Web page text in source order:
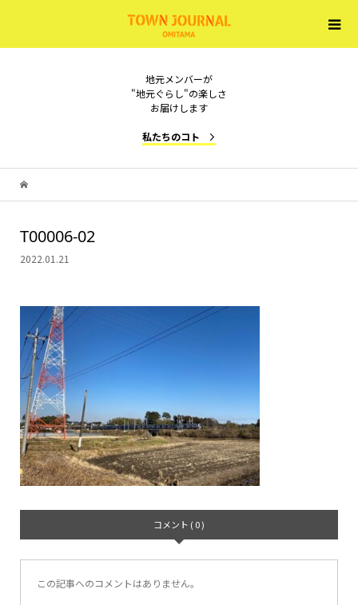
地元メンバーが
"地元ぐらし"の楽しさ
お届けします
私たちのコト
T00006-02
2022.01.21
コメント ( 0 )
この記事へのコメントはありません。